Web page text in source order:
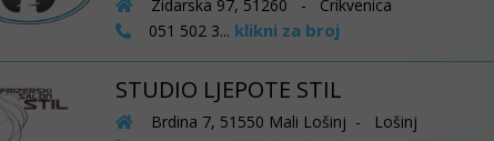
Zidarska 97, 51260 - Crikvenica
051 502 3... klikni za broj
STUDIO LJEPOTE STIL
Brdina 7, 51550 Mali Lošinj - Lošinj